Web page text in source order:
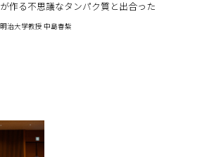
が作る不思議なタンパク質と出合った
明治大学教授 中島春紫